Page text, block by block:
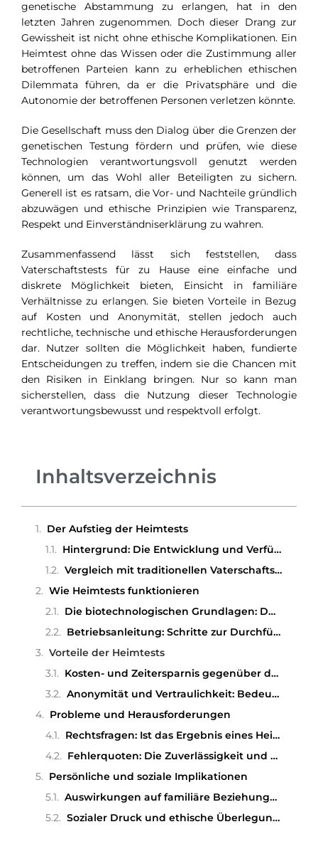
genetische Abstammung zu erlangen, hat in den
letzten Jahren zugenommen. Doch dieser Drang zur
Gewissheit ist nicht ohne ethische Komplikationen. Ein
Heimtest ohne das Wissen oder die Zustimmung aller
betroffenen Parteien kann zu erheblichen ethischen
Dilemmata führen, da er die Privatsphäre und die
Autonomie der betroffenen Personen verletzen könnte.
Die Gesellschaft muss den Dialog über die Grenzen der
genetischen Testung fördern und prüfen, wie diese
Technologien verantwortungsvoll genutzt werden
können, um das Wohl aller Beteiligten zu sichern.
Generell ist es ratsam, die Vor- und Nachteile gründlich
abzuwägen und ethische Prinzipien wie Transparenz,
Respekt und Einverständniserklärung zu wahren.
Zusammenfassend lässt sich feststellen, dass
Vaterschaftstests für zu Hause eine einfache und
diskrete Möglichkeit bieten, Einsicht in familiäre
Verhältnisse zu erlangen. Sie bieten Vorteile in Bezug
auf Kosten und Anonymität, stellen jedoch auch
rechtliche, technische und ethische Herausforderungen
dar. Nutzer sollten die Möglichkeit haben, fundierte
Entscheidungen zu treffen, indem sie die Chancen mit
den Risiken in Einklang bringen. Nur so kann man
sicherstellen, dass die Nutzung dieser Technologie
verantwortungsbewusst und respektvoll erfolgt.
Inhaltsverzeichnis
Der Aufstieg der Heimtests
Hintergrund: Die Entwicklung und Verfügbarkeit von Vaterschaftstests für zu Hause
Vergleich mit traditionellen Vaterschaftstests im medizinischen Umfeld
Wie Heimtests funktionieren
Die biotechnologischen Grundlagen: DNA-Analyse zu Hause
Betriebsanleitung: Schritte zur Durchführung eines Heimtests
Vorteile der Heimtests
Kosten- und Zeitersparnis gegenüber dem Arztbesuch
Anonymität und Vertraulichkeit: Bedeutung für den Nutzer
Probleme und Herausforderungen
Rechtsfragen: Ist das Ergebnis eines Heimtests vor Gericht standhaft?
Fehlerquoten: Die Zuverlässigkeit und Genauigkeit der Tests
Persönliche und soziale Implikationen
Auswirkungen auf familiäre Beziehungen: Vertrauen und Misstrauen
Sozialer Druck und ethische Überlegungen